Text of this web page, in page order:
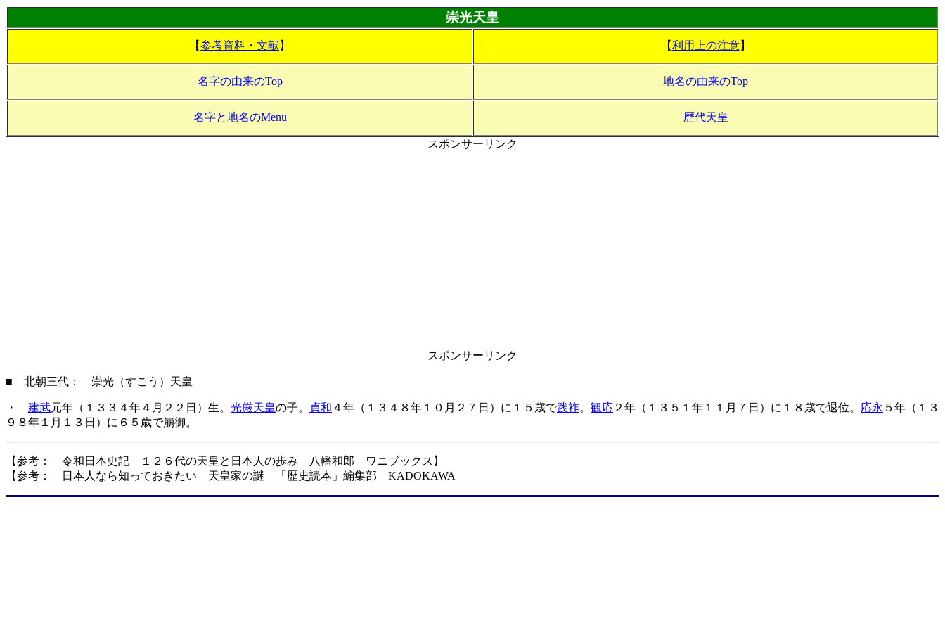
崇光天皇
【参考資料・文献】 【利用上の注意】
名字の由来のTop 地名の由来のTop
名字と地名のMenu 歴代天皇
スポンサーリンク
スポンサーリンク
■ 北朝三代： 崇光（すこう）天皇
・ 建武元年（１３３４年４月２２日）生。 光厳天皇の子。 貞和 ４年（１３４８年１０月２７日）に１５歳で践祚。 観応 ２年（１３５１年１１月７日）に１８歳で退位。 応永 ５年（１３
９８年１月１３日）に６５歳で崩御。
【参考： 令和日本史記 １２６代の天皇と日本人の歩み 八幡和郎 ワニブックス】
【参考： 日本人なら知っておきたい 天皇家の謎 「歴史読本」編集部 KADOKAWA